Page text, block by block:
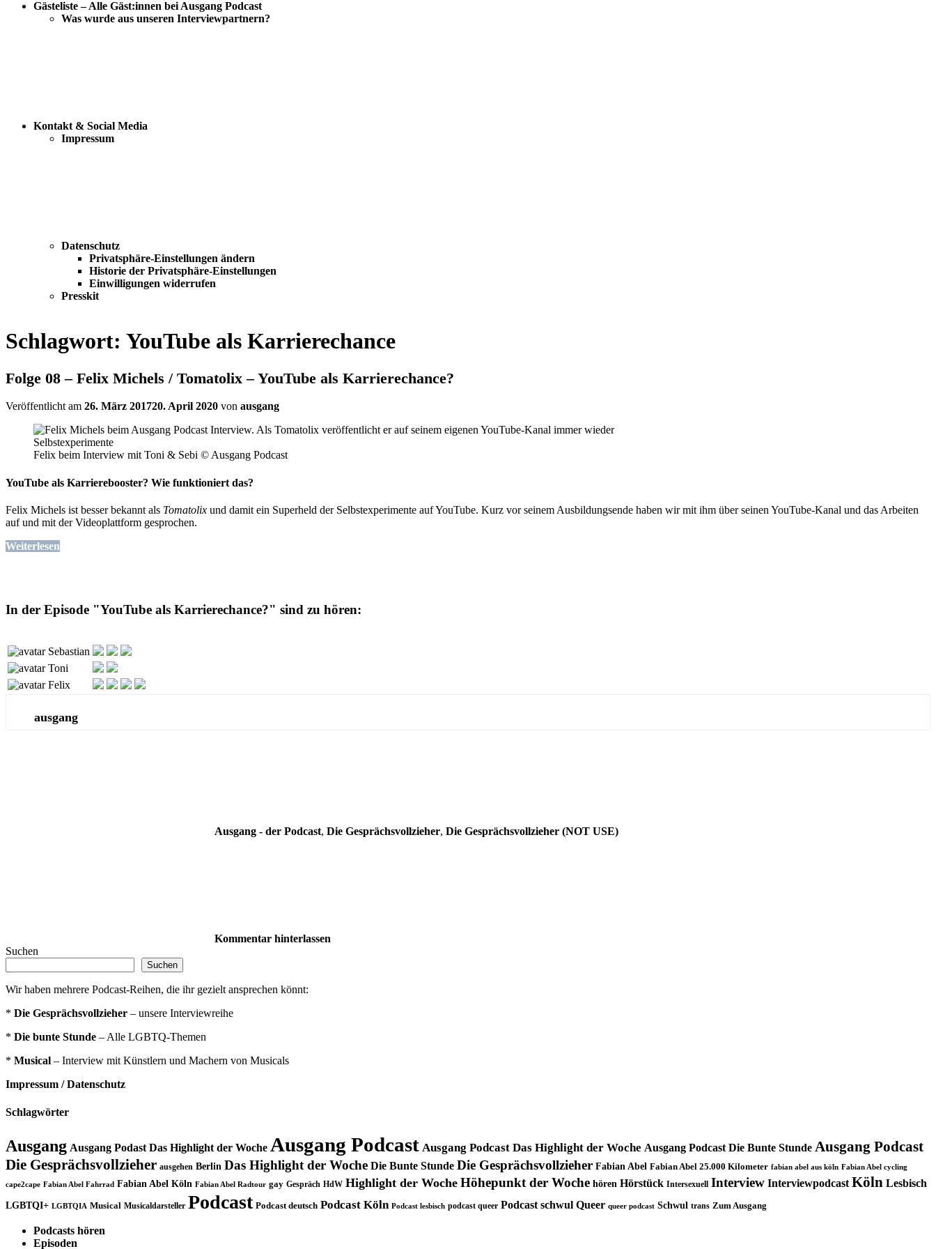
Gästeliste – Alle Gäst:innen bei Ausgang Podcast
Was wurde aus unseren Interviewpartnern?
Kontakt & Social Media
Impressum
Datenschutz
Privatsphäre-Einstellungen ändern
Historie der Privatsphäre-Einstellungen
Einwilligungen widerrufen
Presskit
Schlagwort: YouTube als Karrierechance
Folge 08 – Felix Michels / Tomatolix – YouTube als Karrierechance?
Veröffentlicht am 26. März 201720. April 2020 von ausgang
Felix beim Interview mit Toni & Sebi © Ausgang Podcast
YouTube als Karrierebooster? Wie funktioniert das?
Felix Michels ist besser bekannt als Tomatolix und damit ein Superheld der Selbstexperimente auf YouTube. Kurz vor seinem Ausbildungsende haben wir mit ihm über seinen YouTube-Kanal und das Arbeiten
auf und mit der Videoplattform gesprochen.
Weiterlesen
In der Episode "YouTube als Karrierechance?" sind zu hören:
Sebastian
Toni
Felix
ausgang
Ausgang - der Podcast, Die Gesprächsvollzieher, Die Gesprächsvollzieher (NOT USE)
Kommentar hinterlassen
Suchen
Suchen
Wir haben mehrere Podcast-Reihen, die ihr gezielt ansprechen könnt:
* Die Gesprächsvollzieher – unsere Interviewreihe
* Die bunte Stunde – Alle LGBTQ-Themen
* Musical – Interview mit Künstlern und Machern von Musicals
Impressum / Datenschutz
Schlagwörter
Ausgang Ausgang Podast Das Highlight der Woche Ausgang Podcast Ausgang Podcast Das Highlight der Woche Ausgang Podcast Die Bunte Stunde Ausgang Podcast
Die Gesprächsvollzieher ausgehen Berlin Das Highlight der Woche Die Bunte Stunde Die Gesprächsvollzieher Fabian Abel Fabian Abel 25.000 Kilometer fabian abel aus köln Fabian Abel cycling
cape2cape Fabian Abel Fahrrad Fabian Abel Köln Fabian Abel Radtour gay Gespräch HdW Highlight der Woche Höhepunkt der Woche hören Hörstück Intersexuell Interview Interviewpodcast Köln Lesbisch
LGBTQI+ LGBTQIA Musical Musicaldarsteller Podcast Podcast deutsch Podcast Köln Podcast lesbisch podcast queer Podcast schwul Queer queer podcast Schwul trans Zum Ausgang
Podcasts hören
Episoden